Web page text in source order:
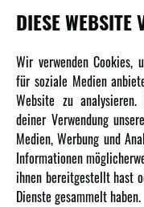
INFORMATIONEN
Newsletter
Über uns
Karriere
Amewi Kataloge
MEHR VON AMEWI
DIESE WEBSITE
Wir verwenden Cookies,
für soziale Medien
Website zu
deiner Verwendung
Medien, Werbung und
Informationen
ihnen bereitgestellt hast
Dienste gesammelt haben.